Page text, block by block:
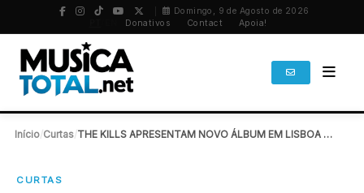
Domingo, 9 de Agosto de 2026
Donativos Contact Apoia!
Início Curtas THE KILLS APRESENTAM NOVO ÁLBUM EM LISBOA DIA…
CURTAS